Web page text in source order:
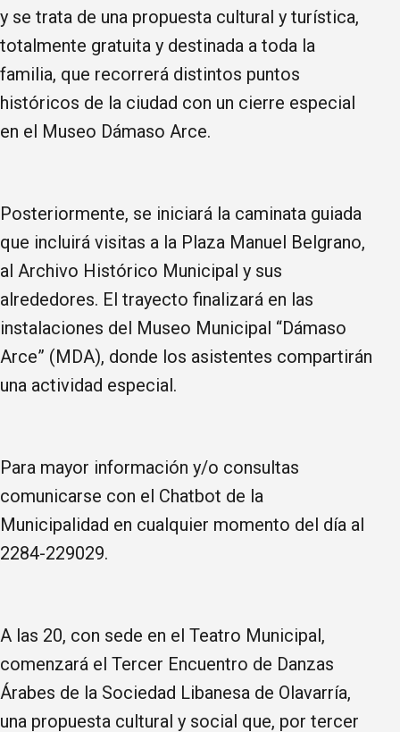
y se trata de una propuesta cultural y turística,
totalmente gratuita y destinada a toda la
familia, que recorrerá distintos puntos
históricos de la ciudad con un cierre especial
en el Museo Dámaso Arce.
Posteriormente, se iniciará la caminata guiada
que incluirá visitas a la Plaza Manuel Belgrano,
al Archivo Histórico Municipal y sus
alrededores. El trayecto finalizará en las
instalaciones del Museo Municipal “Dámaso
Arce” (MDA), donde los asistentes compartirán
una actividad especial.
Para mayor información y/o consultas
comunicarse con el Chatbot de la
Municipalidad en cualquier momento del día al
2284-229029.
A las 20, con sede en el Teatro Municipal,
comenzará el Tercer Encuentro de Danzas
Árabes de la Sociedad Libanesa de Olavarría,
una propuesta cultural y social que, por tercer